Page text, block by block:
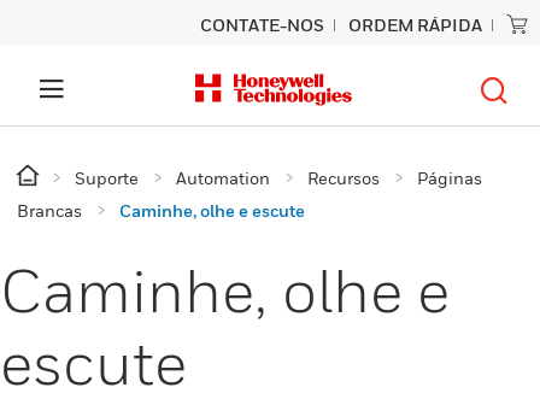
CONTATE-NOS ORDEM RÁPIDA
Suporte Automation Recursos
Páginas
Brancas
Caminhe, olhe e escute
Caminhe, olhe e
escute